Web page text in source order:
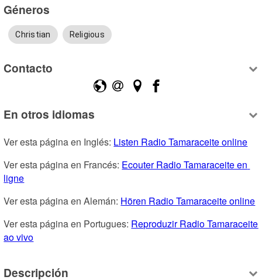
Géneros
Christian Religious
Contacto
En otros idiomas
Ver esta página en Inglés: Listen Radio Tamaraceite online
Ver esta página en Francés: Ecouter Radio Tamaraceite en
ligne
Ver esta página en Alemán: Hören Radio Tamaraceite online
Ver esta página en Portugues: Reproduzir Radio Tamaraceite
ao vivo
Descripción